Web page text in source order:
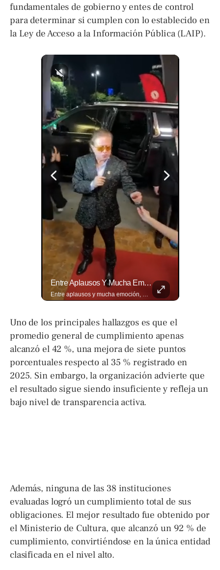
fundamentales de gobierno y entes de control
para determinar si cumplen con lo establecido en
la Ley de Acceso a la Información Pública (LAIP).
Entre Aplausos Y Mucha Emoción, Marito Rivera Llegó A La Celebración De Sus “55 Años De Gala”, Una Noche Especial Para Recordar Su Trayectoria Y...
Entre aplausos y mucha emoción, Marito Rivera llegó a la celebración de sus “55 años de Gala”, una noche especial para recordar su trayectoria y los éxitos que han marcado generaciones. Así fue el recibimiento del ícono de la música tropical salvadoreña. Lee más ➡️ eldiariodehoy.com
Uno de los principales hallazgos es que el
promedio general de cumplimiento apenas
alcanzó el 42 %, una mejora de siete puntos
porcentuales respecto al 35 % registrado en
2025. Sin embargo, la organización advierte que
el resultado sigue siendo insuficiente y refleja un
bajo nivel de transparencia activa.
Además, ninguna de las 38 instituciones
evaluadas logró un cumplimiento total de sus
obligaciones. El mejor resultado fue obtenido por
el Ministerio de Cultura, que alcanzó un 92 % de
cumplimiento, convirtiéndose en la única entidad
clasificada en el nivel alto.